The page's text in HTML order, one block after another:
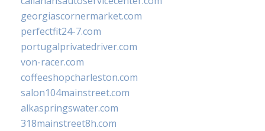
georgiascornermarket.com
perfectfit24-7.com
portugalprivatedriver.com
von-racer.com
coffeeshopcharleston.com
salon104mainstreet.com
alkaspringswater.com
318mainstreet8h.com